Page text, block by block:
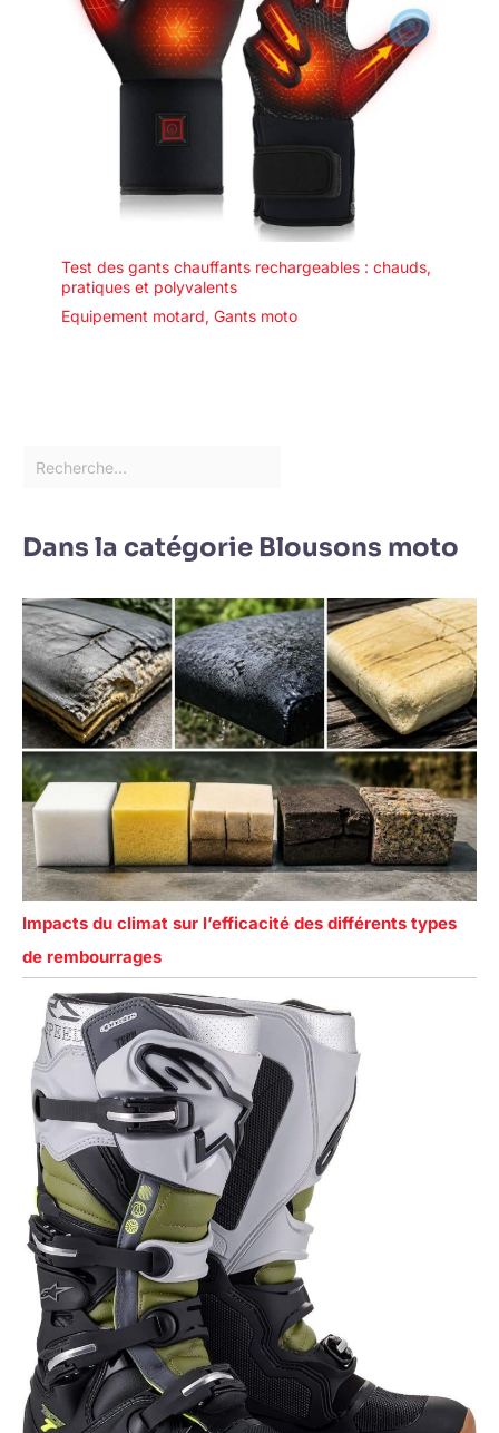
Test des gants chauffants rechargeables : chauds,
pratiques et polyvalents
Equipement motard, Gants moto
Dans la catégorie Blousons moto
Impacts du climat sur l’efficacité des différents types
de rembourrages